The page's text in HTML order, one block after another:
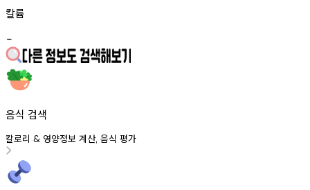
칼륨
-
음식 검색
칼로리 & 영양정보 계산, 음식 평가